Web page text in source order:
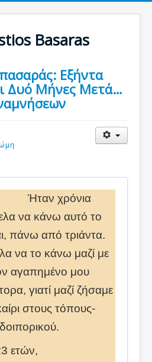
Basaras
Εξήντα
Δυό Μήνες Μετά…
Ήταν χρόνια
να κάνω αυτό το
πάνω από τριάντα.
να το κάνω μαζί με
αγαπημένο μου
γιατί μαζί ζήσαμε
στους τόπους-
ετών,